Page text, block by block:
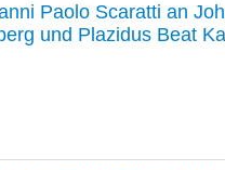
Paolo Scaratti an
und Plazidus Beat